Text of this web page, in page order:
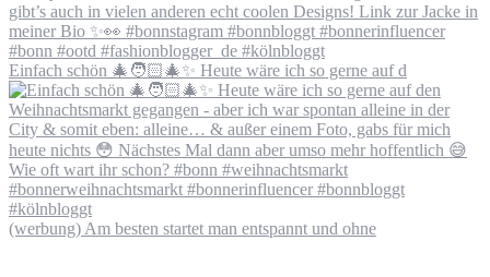
Einfach schön 🎄🧑🏻‍🎄✨ Heute wäre ich so gerne auf d
(werbung) Am besten startet man entspannt und ohne